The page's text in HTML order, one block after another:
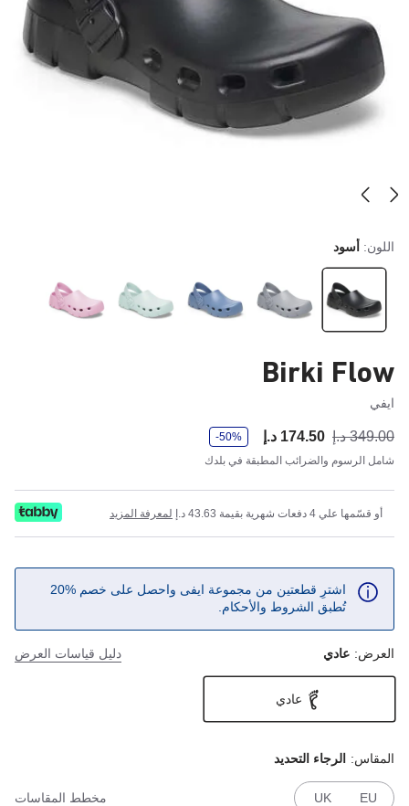
اللون: أسود
Birki Flow
ايفي
349.00 د.إ 174.50 د.إ
-50%
شامل الرسوم والضرائب المطبقة في بلدك
أو قسّمها علي 4 دفعات شهرية بقيمة 43.63 د.إ لمعرفة المزيد
اشترِ قطعتين من مجموعة ايفى واحصل على خصم %20
تُطبق الشروط والأحكام.
العرض: عادي دليل قياسات العرض
عادي
مخطط المقاسات
المقاس: الرجاء التحديد
EU
UK